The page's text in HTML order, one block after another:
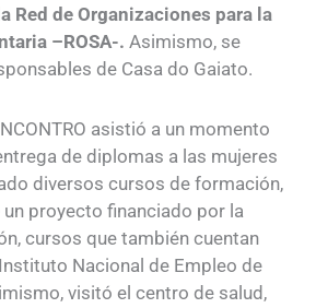
Red de Organizaciones para la
–ROSA-. Asimismo, se
de Casa do Gaiato.
asistió a un momento
de diplomas a las mujeres
diversos cursos de formación,
proyecto financiado por la
cursos que también cuentan
Nacional de Empleo de
visitó el centro de salud,